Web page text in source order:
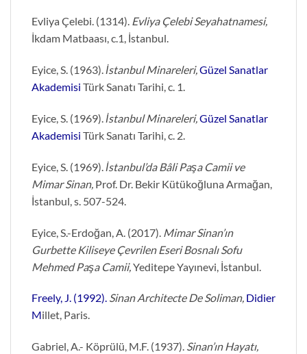
Evliya Çelebi. (1314).Evliya Çelebi Seyahatnamesi,
İkdam Matbaası, c.1, İstanbul.
Eyice, S. (1963). İstanbul Minareleri,Güzel Sanatlar
Akademisi Türk Sanatı Tarihi, c. 1.
Eyice, S. (1969). İstanbul Minareleri,Güzel Sanatlar
Akademisi Türk Sanatı Tarihi, c. 2.
Eyice, S. (1969). İstanbul’da Bâli Paşa Camii ve
Mimar Sinan,Prof. Dr. Bekir Kütükoğluna Armağan,
İstanbul, s. 507-524.
Eyice, S.-Erdoğan, A. (2017). Mimar Sinan’ın
Gurbette Kiliseye Çevrilen Eseri Bosnalı Sofu
Mehmed Paşa Camii, Yeditepe Yayınevi, İstanbul.
Freely, J. (1992). Sinan Architecte De Soliman, Didier
Millet, Paris.
Gabriel, A.- Köprülü, M.F. (1937). Sinan’ın Hayatı,